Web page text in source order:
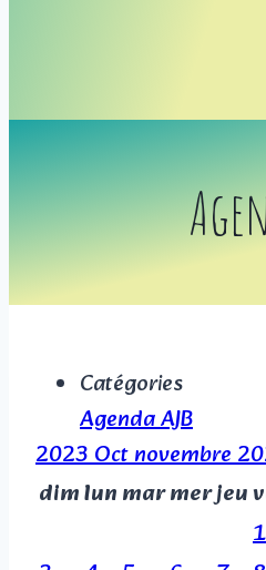
Catégories
Agenda AJB
2023Octnovembre
dimlunmarmerjeu
1